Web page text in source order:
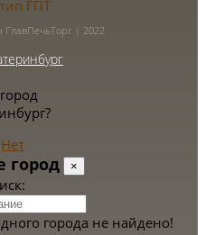
| 2022
Нет
город ×
города не найдено!